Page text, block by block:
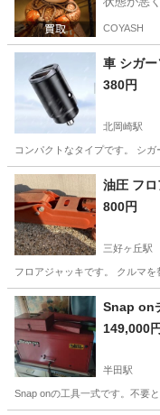
COYASH
380円
北岡崎駅
コンパクトなタイプです。 シ
愛知 岡崎市 北岡崎駅
油圧 フ
800円
三好ヶ丘駅
フロアジャッキです。 クルマ
愛知 みよし市 三好ヶ
Snap on
149,000円
半田駅
Snap onの工具一式です。不要